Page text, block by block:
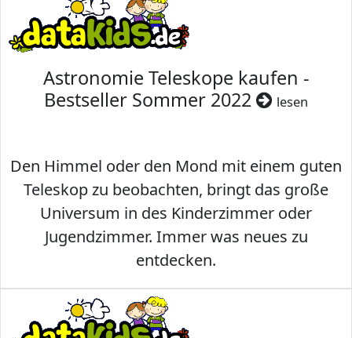
Astronomie Teleskope kaufen -
Bestseller Sommer 2022
lesen
Den Himmel oder den Mond mit einem guten
Teleskop zu beobachten, bringt das große
Universum in des Kinderzimmer oder
Jugendzimmer. Immer was neues zu
entdecken.